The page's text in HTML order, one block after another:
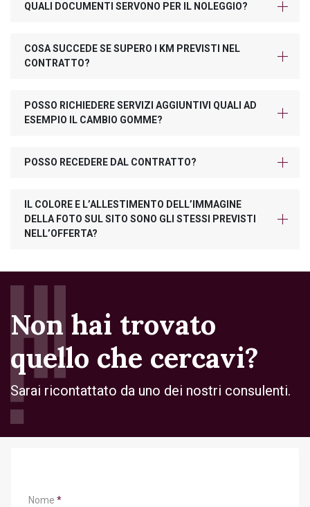
QUALI DOCUMENTI SERVONO PER IL NOLEGGIO?
COSA SUCCEDE SE SUPERO I KM PREVISTI NEL
CONTRATTO?
POSSO RICHIEDERE SERVIZI AGGIUNTIVI QUALI AD
ESEMPIO IL CAMBIO GOMME?
POSSO RECEDERE DAL CONTRATTO?
IL COLORE E L’ALLESTIMENTO DELL’IMMAGINE
DELLA FOTO SUL SITO SONO GLI STESSI PREVISTI
NELL’OFFERTA?
Non hai trovato
quello che cercavi?
Sarai ricontattato da uno dei nostri consulenti.
Nome *